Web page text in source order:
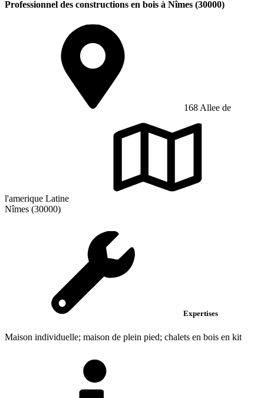
Professionnel des constructions en bois à Nîmes (30000)
168 Allee de
l'amerique Latine
Nîmes (30000)
Expertises
Maison individuelle; maison de plein pied; chalets en bois en kit